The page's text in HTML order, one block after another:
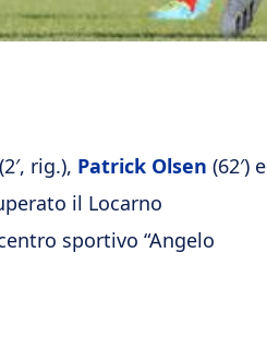
(2′, rig.), Patrick Olsen (62′) e
il Locarno
sportivo “Angelo